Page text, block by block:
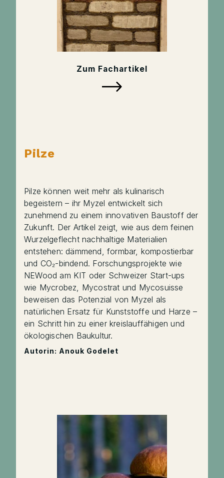
Zum Fachartikel
Pilze
Pilze können weit mehr als kulinarisch
begeistern – ihr Myzel entwickelt sich
zunehmend zu einem innovativen Baustoff der
Zukunft. Der Artikel zeigt, wie aus dem feinen
Wurzelgeflecht nachhaltige Materialien
entstehen: dämmend, formbar, kompostierbar
und CO₂-bindend. Forschungsprojekte wie
NEWood am KIT oder Schweizer Start-ups
wie Mycrobez, Mycostrat und Mycosuisse
beweisen das Potenzial von Myzel als
natürlichen Ersatz für Kunststoffe und Harze –
ein Schritt hin zu einer kreislauffähigen und
ökologischen Baukultur.
Autorin: Anouk Godelet